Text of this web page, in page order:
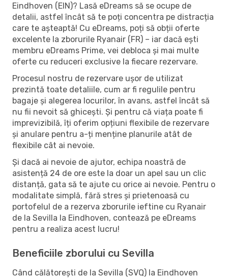
Eindhoven (EIN)? Lasă eDreams să se ocupe de
detalii, astfel încât să te poți concentra pe distracția
care te așteaptă! Cu eDreams, poți să obții oferte
excelente la zborurile Ryanair (FR) – iar dacă ești
membru eDreams Prime, vei debloca și mai multe
oferte cu reduceri exclusive la fiecare rezervare.
Procesul nostru de rezervare ușor de utilizat
prezintă toate detaliile, cum ar fi regulile pentru
bagaje și alegerea locurilor, în avans, astfel încât să
nu fii nevoit să ghicești. Și pentru că viața poate fi
imprevizibilă, îți oferim opțiuni flexibile de rezervare
și anulare pentru a-ți menține planurile atât de
flexibile cât ai nevoie.
Și dacă ai nevoie de ajutor, echipa noastră de
asistență 24 de ore este la doar un apel sau un clic
distanță, gata să te ajute cu orice ai nevoie. Pentru o
modalitate simplă, fără stres și prietenoasă cu
portofelul de a rezerva zborurile ieftine cu Ryanair
de la Sevilla la Eindhoven, contează pe eDreams
pentru a realiza acest lucru!
Beneficiile zborului cu Sevilla
Când călătorești de la Sevilla (SVQ) la Eindhoven